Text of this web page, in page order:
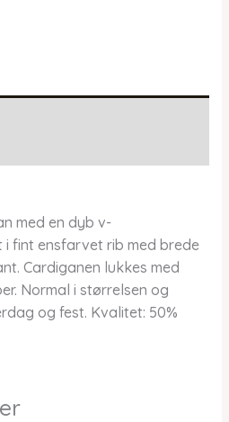
med en dyb v-
fint ensfarvet rib med brede
Cardiganen lukkes med
Normal i størrelsen og
og fest. Kvalitet: 50%